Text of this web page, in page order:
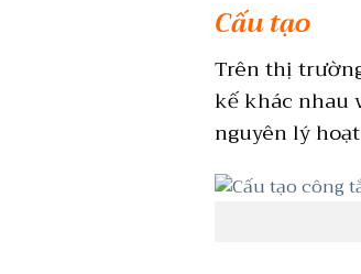
Cấu tạo
Trên thị
kế khác nhau
nguyên lý